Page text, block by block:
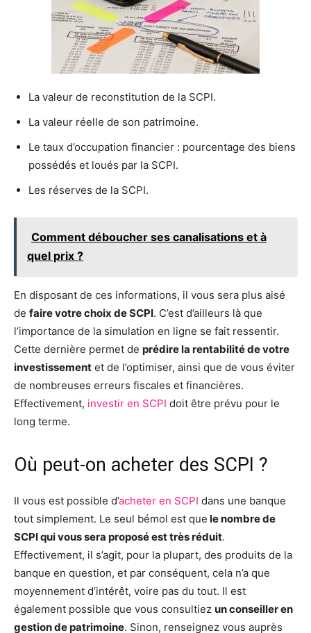
La valeur de reconstitution de la SCPI.
La valeur réelle de son patrimoine.
Le taux d’occupation financier : pourcentage des biens
possédés et loués par la SCPI.
Les réserves de la SCPI.
Comment déboucher ses canalisations et à
quel prix ?
En disposant de ces informations, il vous sera plus aisé
de faire votre choix de SCPI. C’est d’ailleurs là que
l’importance de la simulation en ligne se fait ressentir.
Cette dernière permet de prédire la rentabilité de votre
investissement et de l’optimiser, ainsi que de vous éviter
de nombreuses erreurs fiscales et financières.
Effectivement, investir en SCPI doit être prévu pour le
long terme.
Où peut-on acheter des SCPI ?
Il vous est possible d’acheter en SCPI dans une banque
tout simplement. Le seul bémol est que le nombre de
SCPI qui vous sera proposé est très réduit.
Effectivement, il s’agit, pour la plupart, des produits de la
banque en question, et par conséquent, cela n’a que
moyennement d’intérêt, voire pas du tout. Il est
également possible que vous consultiez un conseiller en
gestion de patrimoine. Sinon, renseignez vous auprès